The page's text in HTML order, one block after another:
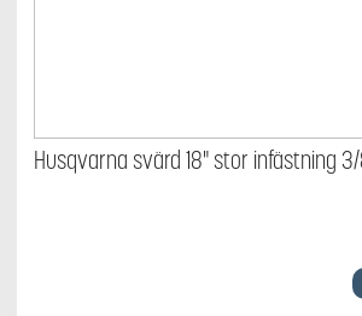
Husqvarna svärd 18" stor infästning 3/